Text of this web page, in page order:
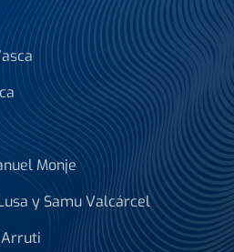
Monje
y Samu Valcárcel
Arruti